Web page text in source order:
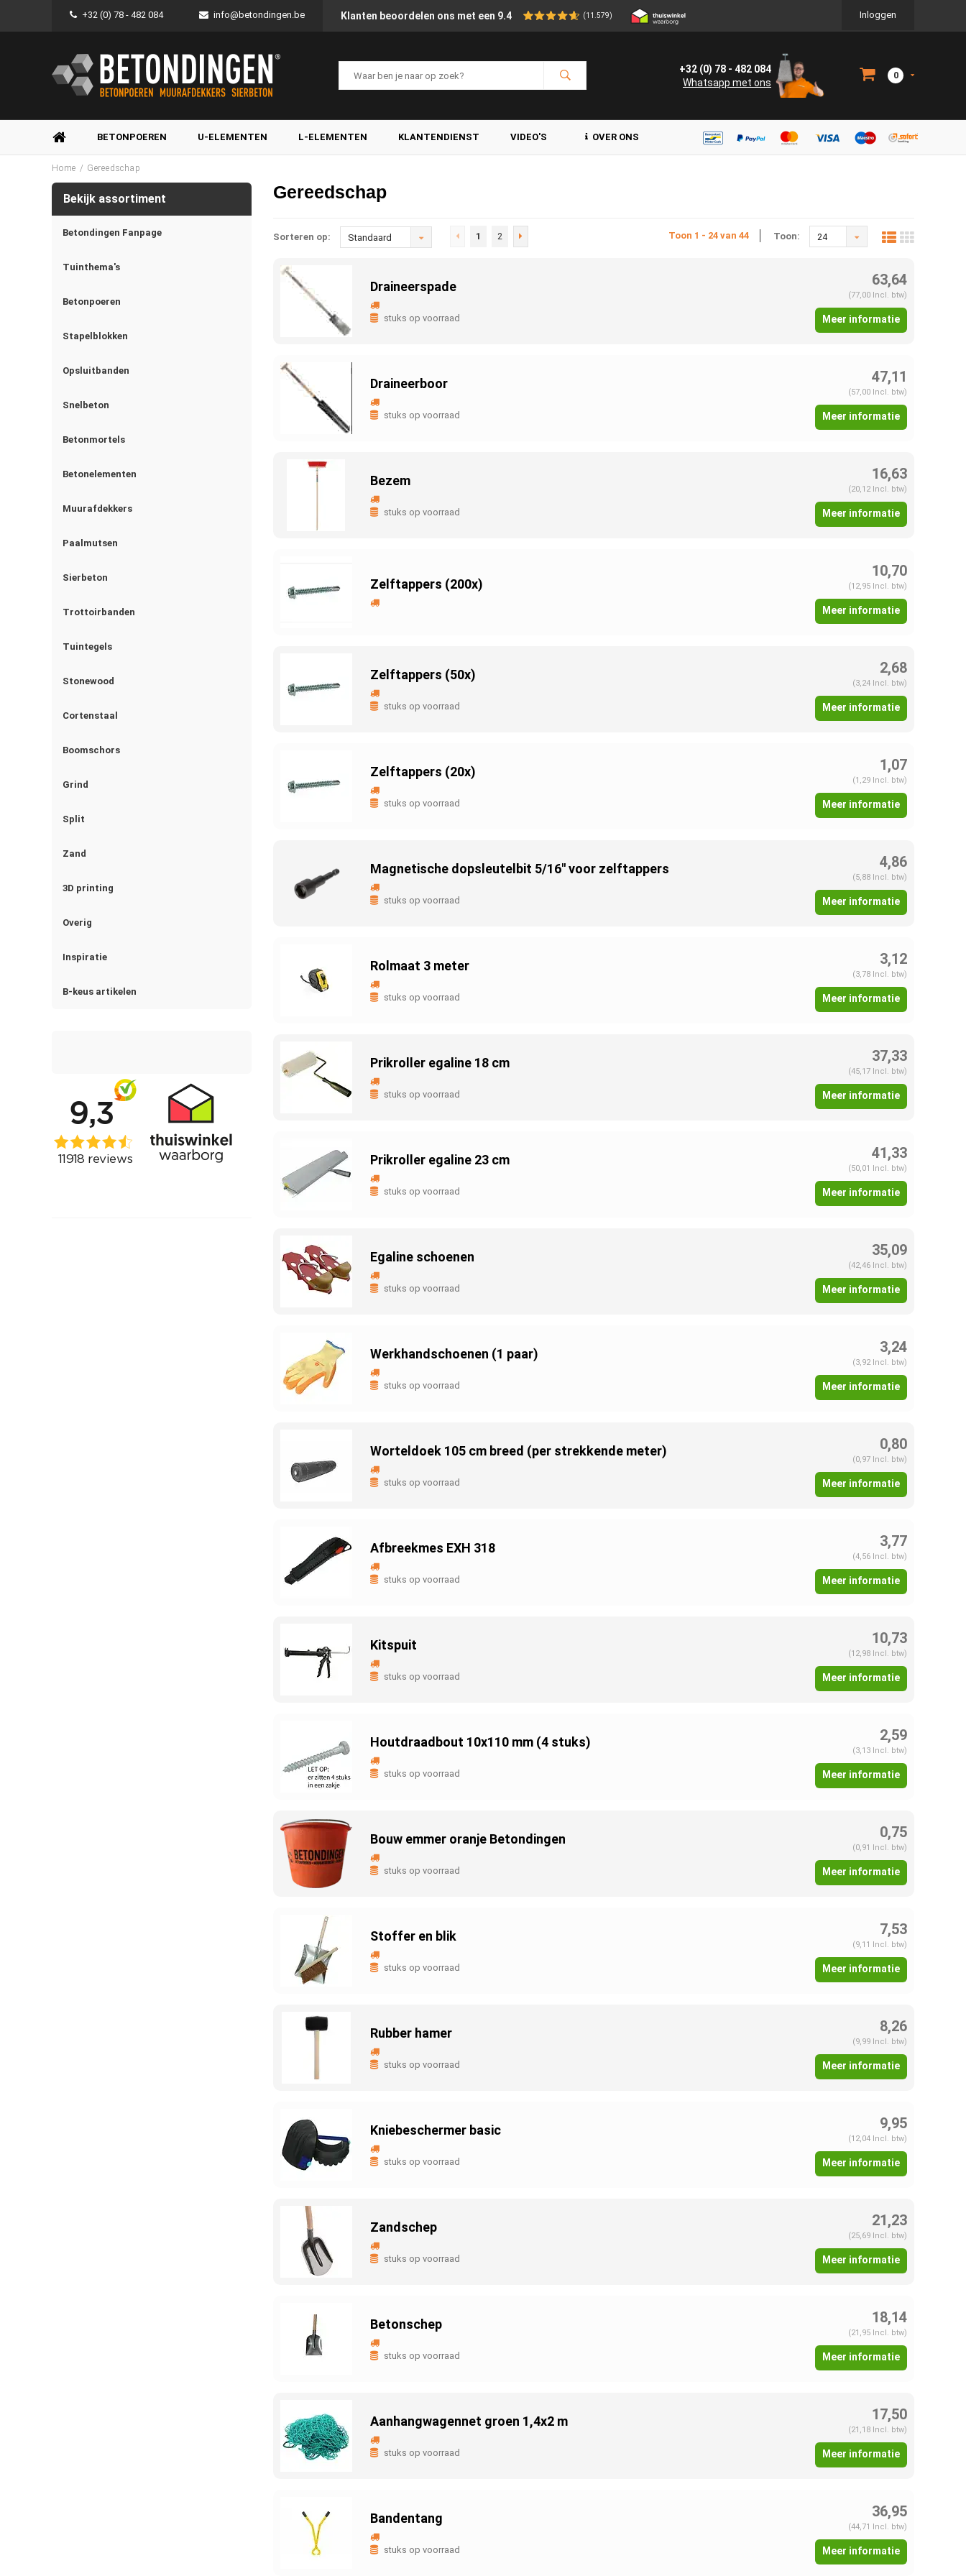
+32 (0) 78 - 482 084 info@betondingen.be Klanten beoordelen ons met een 9.4 (11.579) Inloggen
+32 (0) 78 - 482 084
Whatsapp met ons
0
BETONPOEREN U-ELEMENTEN L-ELEMENTEN KLANTENDIENST VIDEO'S OVER ONS
Home / Gereedschap
Bekijk assortiment
Betondingen Fanpage
Tuinthema's
Betonpoeren
Stapelblokken
Opsluitbanden
Snelbeton
Betonmortels
Betonelementen
Muurafdekkers
Paalmutsen
Sierbeton
Trottoirbanden
Tuintegels
Stonewood
Cortenstaal
Boomschors
Grind
Split
Zand
3D printing
Overig
Inspiratie
B-keus artikelen
Gereedschap
Sorteren op: Standaard 1 2 Toon 1 - 24 van 44 Toon: 24
Draineerspade
stuks op voorraad
63,64
(77,00 Incl. btw)
Meer informatie
Draineerboor
stuks op voorraad
47,11
(57,00 Incl. btw)
Meer informatie
Bezem
stuks op voorraad
16,63
(20,12 Incl. btw)
Meer informatie
Zelftappers (200x)
10,70
(12,95 Incl. btw)
Meer informatie
Zelftappers (50x)
stuks op voorraad
2,68
(3,24 Incl. btw)
Meer informatie
Zelftappers (20x)
stuks op voorraad
1,07
(1,29 Incl. btw)
Meer informatie
Magnetische dopsleutelbit 5/16'' voor zelftappers
stuks op voorraad
4,86
(5,88 Incl. btw)
Meer informatie
Rolmaat 3 meter
stuks op voorraad
3,12
(3,78 Incl. btw)
Meer informatie
Prikroller egaline 18 cm
stuks op voorraad
37,33
(45,17 Incl. btw)
Meer informatie
Prikroller egaline 23 cm
stuks op voorraad
41,33
(50,01 Incl. btw)
Meer informatie
Egaline schoenen
stuks op voorraad
35,09
(42,46 Incl. btw)
Meer informatie
Werkhandschoenen (1 paar)
stuks op voorraad
3,24
(3,92 Incl. btw)
Meer informatie
Worteldoek 105 cm breed (per strekkende meter)
stuks op voorraad
0,80
(0,97 Incl. btw)
Meer informatie
Afbreekmes EXH 318
stuks op voorraad
3,77
(4,56 Incl. btw)
Meer informatie
Kitspuit
stuks op voorraad
10,73
(12,98 Incl. btw)
Meer informatie
Houtdraadbout 10x110 mm (4 stuks)
stuks op voorraad
2,59
(3,13 Incl. btw)
Meer informatie
Bouw emmer oranje Betondingen
stuks op voorraad
0,75
(0,91 Incl. btw)
Meer informatie
Stoffer en blik
stuks op voorraad
7,53
(9,11 Incl. btw)
Meer informatie
Rubber hamer
stuks op voorraad
8,26
(9,99 Incl. btw)
Meer informatie
Kniebeschermer basic
stuks op voorraad
9,95
(12,04 Incl. btw)
Meer informatie
Zandschep
stuks op voorraad
21,23
(25,69 Incl. btw)
Meer informatie
Betonschep
stuks op voorraad
18,14
(21,95 Incl. btw)
Meer informatie
Aanhangwagennet groen 1,4x2 m
stuks op voorraad
17,50
(21,18 Incl. btw)
Meer informatie
Bandentang
stuks op voorraad
36,95
(44,71 Incl. btw)
Meer informatie